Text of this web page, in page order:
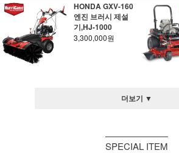
HONDA GXV-160
엔진 브러시 제설
기,HJ-1000
3,300,000원
더보기 ▼
SPECIAL ITEM